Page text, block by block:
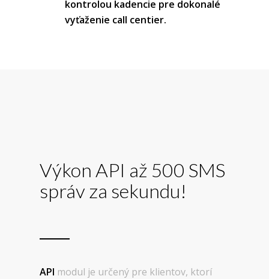
kontrolou kadencie pre dokonalé
vyťaženie call centier.
Výkon API až 500 SMS
správ za sekundu!
API modul je určený pre klientov, ktorí